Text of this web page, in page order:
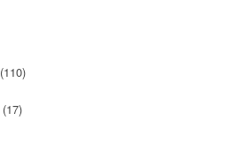
(110)
(17)